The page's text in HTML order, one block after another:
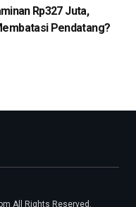
Rp327 Juta,
Pendatang?
All Rights Reserved.